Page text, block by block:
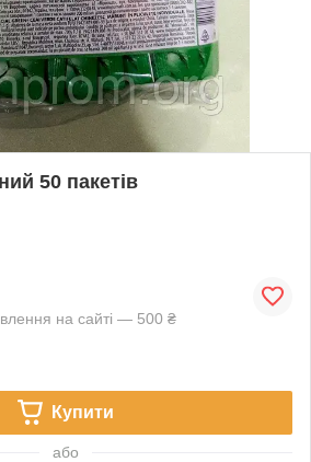
50 пакетів
на сайті — 500 ₴
Купити
або